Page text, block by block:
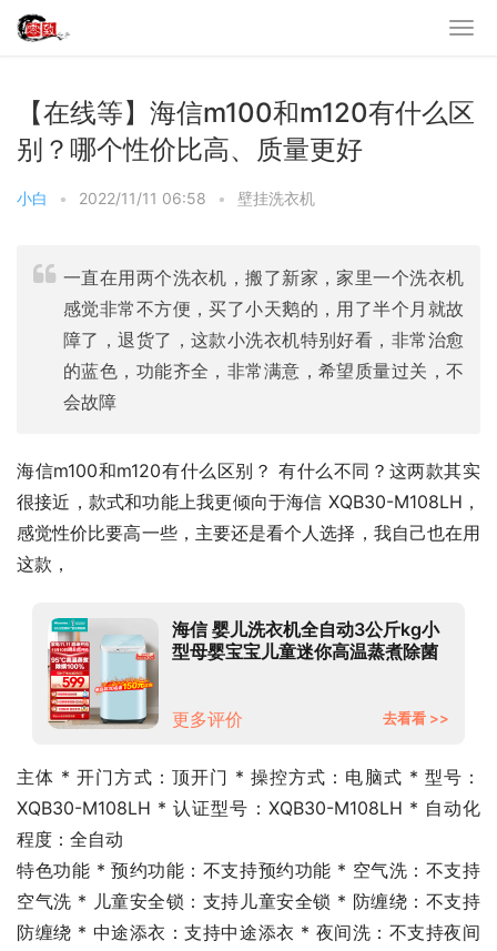
【在线等】海信m100和m120有什么区
别？哪个性价比高、质量更好
小白 • 2022/11/11 06:58 • 壁挂洗衣机
一直在用两个洗衣机，搬了新家，家里一个洗衣机
感觉非常不方便，买了小天鹅的，用了半个月就故
障了，退货了，这款小洗衣机特别好看，非常治愈
的蓝色，功能齐全，非常满意，希望质量过关，不
会故障
海信m100和m120有什么区别？ 有什么不同？这两款其实
很接近，款式和功能上我更倾向于海信 XQB30-M108LH，
感觉性价比要高一些，主要还是看个人选择，我自己也在用
这款，
海信 婴儿洗衣机全自动3公斤kg小
型母婴宝宝儿童迷你高温蒸煮除菌
更多评价
去看看 >>
主体 * 开门方式：顶开门 * 操控方式：电脑式 * 型号：
XQB30-M108LH * 认证型号：XQB30-M108LH * 自动化
程度：全自动
特色功能 * 预约功能：不支持预约功能 * 空气洗：不支持
空气洗 * 儿童安全锁：支持儿童安全锁 * 防缠绕：不支持
防缠绕 * 中途添衣：支持中途添衣 * 夜间洗：不支持夜间